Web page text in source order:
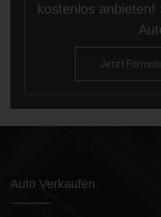
kostenlos
Jetzt
Auto Verkaufen